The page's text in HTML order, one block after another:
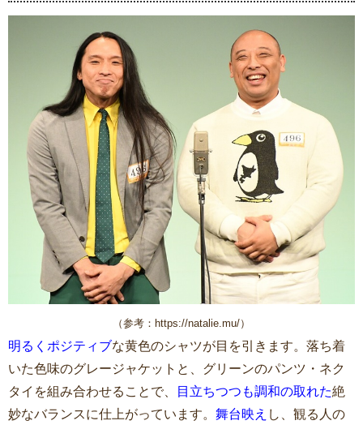
（参考：https://natalie.mu/）
明るくポジティブな黄色のシャツが目を引きます。落ち着
いた色味のグレージャケットと、グリーンのパンツ・ネク
タイを組み合わせることで、
目立ちつつも調和の取れた絶
妙なバランスに仕上がっています。 舞台映え し、観る人の